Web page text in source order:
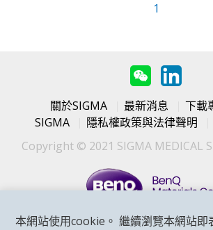
1
關於SIGMA 最新消息 下載
SIGMA
隱私權政策與法律聲明
Copyright © 2021 SIGMA MEDICAL
本網站使用cookie。 繼續瀏覽本網站即